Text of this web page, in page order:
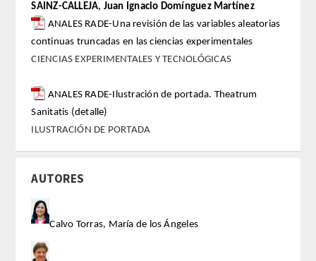
ACTIVIDADES REALIZADAS
2026
HISTÓRICO
VIDEOTECA
SAINZ-CALLEJA, Juan Ignacio Domínguez Martínez
ANALES RADE-Una revisión de las variables aleatorias
continuas truncadas en las ciencias experimentales
CIENCIAS EXPERIMENTALES Y TECNOLÓGICAS
ANALES RADE-Ilustración de portada. Theatrum
Sanitatis (detalle)
ILUSTRACIÓN DE PORTADA
AUTORES
Calvo Torras, María de los Ángeles